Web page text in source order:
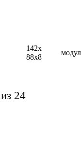
142x
88x8
24